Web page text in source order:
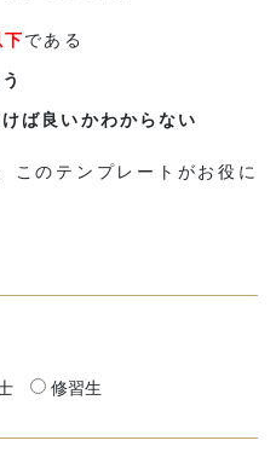
である
ば良いかわからない
このテンプレートがお役に
修習生